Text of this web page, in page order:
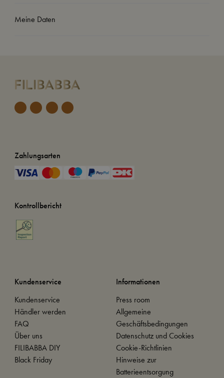
Meine Daten
Zahlungsarten
Kontrollbericht
Kundenservice
Kundenservice
Händler werden
FAQ
Über uns
FILIBABBA DIY
Black Friday
Informationen
Press room
Allgemeine
Geschäftsbedingungen
Datenschutz und Cookies
Cookie-Richtlinien
Hinweise zur
Batterieentsorgung